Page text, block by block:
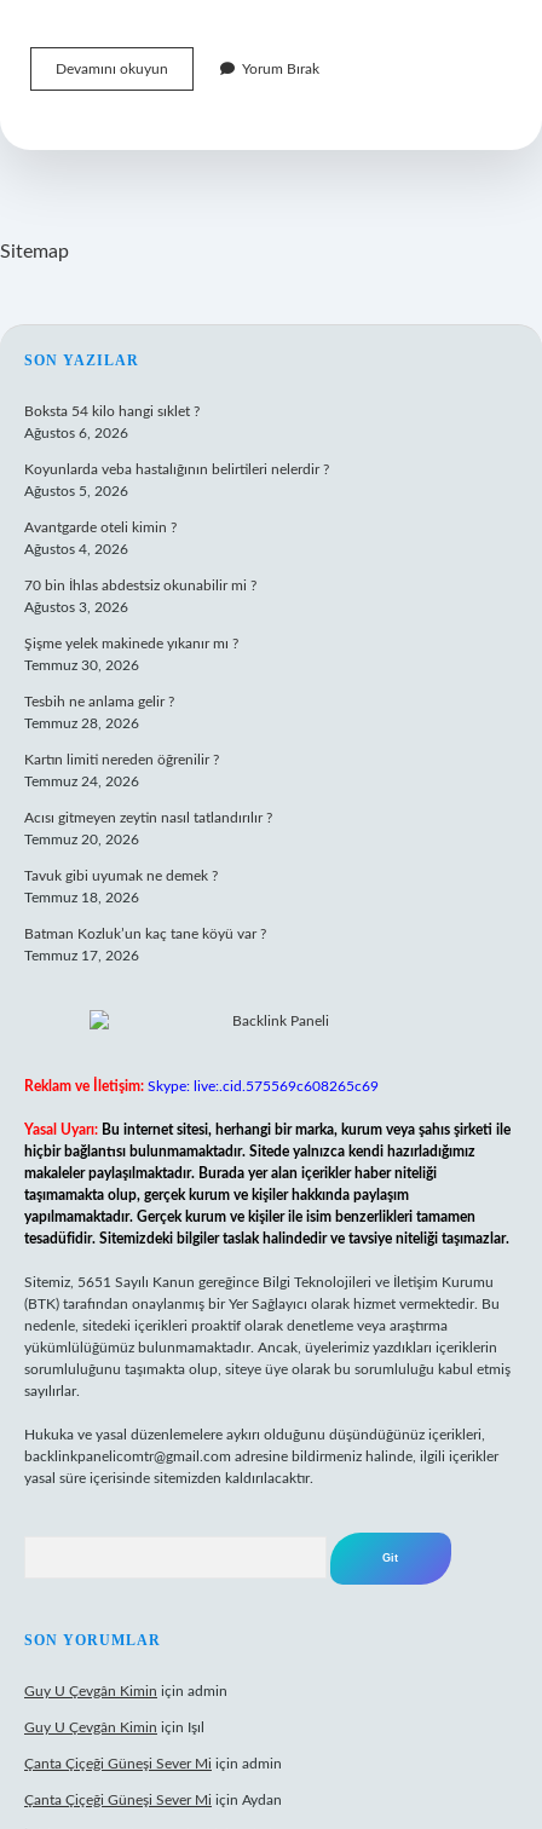
Devamını okuyun
Olmak
Yorum Bırak
Sitemap
SIDEBAR
SON YAZILAR
Boksta 54 kilo hangi sıklet ?
Ağustos 6, 2026
Koyunlarda veba hastalığının belirtileri nelerdir ?
Ağustos 5, 2026
Avantgarde oteli kimin ?
Ağustos 4, 2026
70 bin İhlas abdestsiz okunabilir mi ?
Ağustos 3, 2026
Şişme yelek makinede yıkanır mı ?
Temmuz 30, 2026
Tesbih ne anlama gelir ?
Temmuz 28, 2026
Kartın limiti nereden öğrenilir ?
Temmuz 24, 2026
Acısı gitmeyen zeytin nasıl tatlandırılır ?
Temmuz 20, 2026
Tavuk gibi uyumak ne demek ?
Temmuz 18, 2026
Batman Kozluk’un kaç tane köyü var ?
Temmuz 17, 2026
Reklam ve İletişim: Skype: live:.cid.575569c608265c69
Yasal Uyarı: Bu internet sitesi, herhangi bir marka, kurum veya şahıs şirketi ile
hiçbir bağlantısı bulunmamaktadır. Sitede yalnızca kendi hazırladığımız
makaleler paylaşılmaktadır. Burada yer alan içerikler haber niteliği
taşımamakta olup, gerçek kurum ve kişiler hakkında paylaşım
yapılmamaktadır. Gerçek kurum ve kişiler ile isim benzerlikleri tamamen
tesadüfidir. Sitemizdeki bilgiler taslak halindedir ve tavsiye niteliği taşımazlar.
Sitemiz, 5651 Sayılı Kanun gereğince Bilgi Teknolojileri ve İletişim Kurumu
(BTK) tarafından onaylanmış bir Yer Sağlayıcı olarak hizmet vermektedir. Bu
nedenle, sitedeki içerikleri proaktif olarak denetleme veya araştırma
yükümlülüğümüz bulunmamaktadır. Ancak, üyelerimiz yazdıkları içeriklerin
sorumluluğunu taşımakta olup, siteye üye olarak bu sorumluluğu kabul etmiş
sayılırlar.
Hukuka ve yasal düzenlemelere aykırı olduğunu düşündüğünüz içerikleri,
backlinkpanelicomtr@gmail.com adresine bildirmeniz halinde, ilgili içerikler
yasal süre içerisinde sitemizden kaldırılacaktır.
SON YORUMLAR
Guy U Çevgân Kimin için admin
Guy U Çevgân Kimin için Işıl
Çanta Çiçeği Güneşi Sever Mi için admin
Çanta Çiçeği Güneşi Sever Mi için Aydan